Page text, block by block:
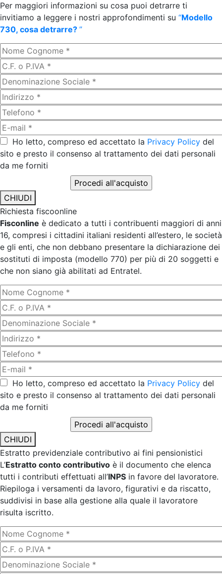
Per maggiori informazioni su cosa puoi detrarre ti
invitiamo a leggere i nostri approfondimenti su “Modello
730, cosa detrarre? ”
Ho letto, compreso ed accettato la Privacy Policy del
sito e presto il consenso al trattamento dei dati personali
da me forniti
CHIUDI
Richiesta fiscoonline
Fisconline è dedicato a tutti i contribuenti maggiori di anni
16, compresi i cittadini italiani residenti all’estero, le società
e gli enti, che non debbano presentare la dichiarazione dei
sostituti di imposta (modello 770) per più di 20 soggetti e
che non siano già abilitati ad Entratel.
Ho letto, compreso ed accettato la Privacy Policy del
sito e presto il consenso al trattamento dei dati personali
da me forniti
CHIUDI
Estratto previdenziale contributivo ai fini pensionistici
L’Estratto conto contributivo è il documento che elenca
tutti i contributi effettuati all’INPS in favore del lavoratore.
Riepiloga i versamenti da lavoro, figurativi e da riscatto,
suddivisi in base alla gestione alla quale il lavoratore
risulta iscritto.